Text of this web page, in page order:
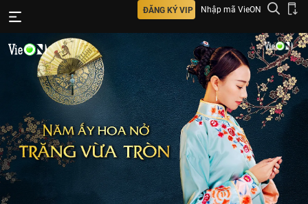
ĐĂNG KÝ VIP Nhập mã VieON